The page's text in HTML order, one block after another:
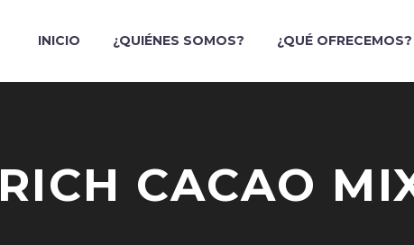
INICIO ¿QUIÉNES SOMOS? ¿QUÉ OFRECEMOS?
RICH CACAO